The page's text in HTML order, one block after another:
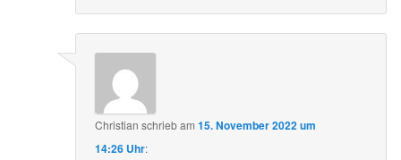
Christian schriebam15. November 2022 um
14:26 Uhr: